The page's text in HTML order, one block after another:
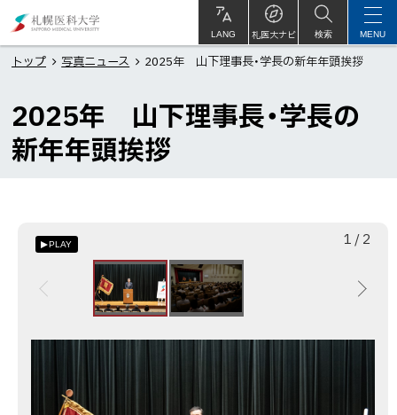
文
へ
ニ
ュ
ー
医
学
LANG 札医大ナビ
サ
イ
ト
内
検索 MENU
トップ 写真ニュース 2025年 山下理事長・学長の新年年頭挨拶
2025年 山下理事長・学長の
新年年頭挨拶
PLAY 1 枚
/総
2